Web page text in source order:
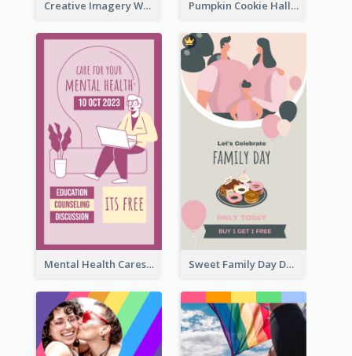
Creative Imagery Workshop Instagram Stories Pumpkin Cookie Halloween Promote Instagram Story
Mental Health Caresses Instagram Story Sweet Family Day Dessert Offer Instagram Story